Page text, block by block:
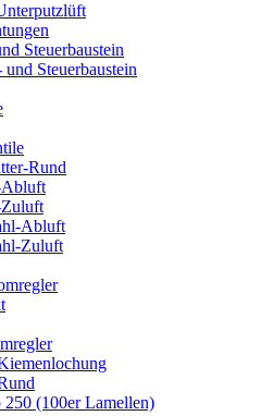
Steuerbaustein
Steuerbaustein
Rund
Abluft
Abluft
Zuluft
250 (100er Lamellen)